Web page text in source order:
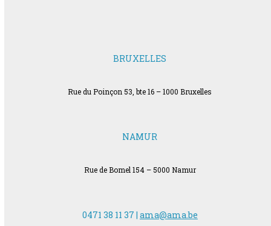
BRUXELLES
Rue du Poinçon 53, bte 16 – 1000 Bruxelles
NAMUR
Rue de Bomel 154 – 5000 Namur
0471 38 11 37 | ama@ama.be